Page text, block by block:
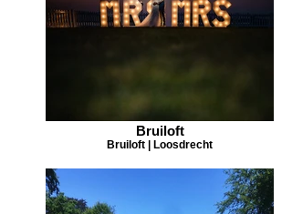
Bruiloft
Bruiloft | Loosdrecht